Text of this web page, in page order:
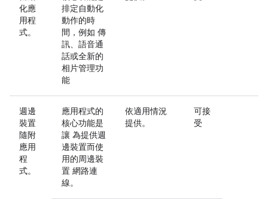
化應
用程
式。
排定自動化
動作的時
間，例如 傳
訊、語音通
話或全新的
相片管理功
能
週邊
裝置
隨附
應用
程
式。
應用程式的
核心功能是
讓 為提供週
邊裝置而使
用的周邊裝
置 網路連
線。
依適用情況
提供。
可接
受